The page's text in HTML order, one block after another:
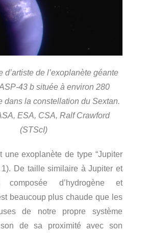
d’artiste de l’exoplanète géante
43 b située à environ 280
dans la constellation du Sextan.
ESA, CSA, Ralf Crawford
(STScI)
une exoplanète de type “Jupiter
1). De taille similaire à Jupiter et
composée d’hydrogène et
beaucoup plus chaude que les
de notre propre système
de sa proximité avec son